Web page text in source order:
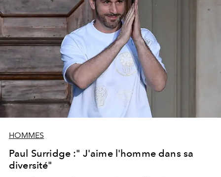
HOMMES
Paul Surridge :" J'aime l'homme dans sa
diversité"